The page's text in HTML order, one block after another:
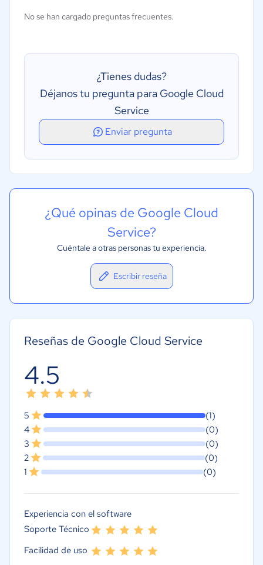
Almacenamiento
Redes
Maquinas virtuales
Integración de aplicaciones
Transformación de datos
No se han cargado preguntas frecuentes.
¿Tienes dudas?
Déjanos tu pregunta para Google Cloud
Service
Enviar pregunta
¿Qué opinas de Google Cloud
Service?
Cuéntale a otras personas tu experiencia.
Escribir reseña
Reseñas de Google Cloud Service
4.5
5
(1)
4
(0)
3
(0)
2
(0)
1
(0)
Experiencia con el software
Soporte Técnico
Facilidad de uso